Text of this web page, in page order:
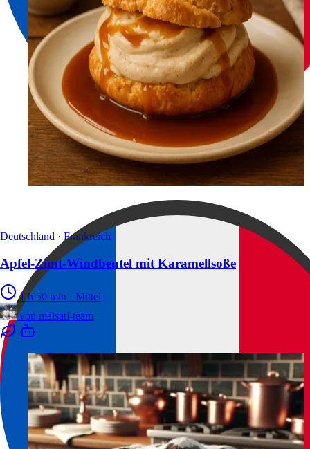
Deutschland · Frankreich
Apfel-Zimt-Windbeutel mit Karamellsoße
1 h 50 min · Mittel
von malsati-team